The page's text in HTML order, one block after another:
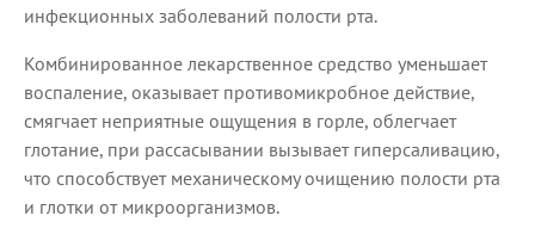
инфекционных заболеваний полости рта.
Комбинированное лекарственное средство уменьшает
воспаление, оказывает противомикробное действие,
смягчает неприятные ощущения в горле, облегчает
глотание, при рассасывании вызывает гиперсаливацию,
что способствует механическому очищению полости рта
и глотки от микроорганизмов.